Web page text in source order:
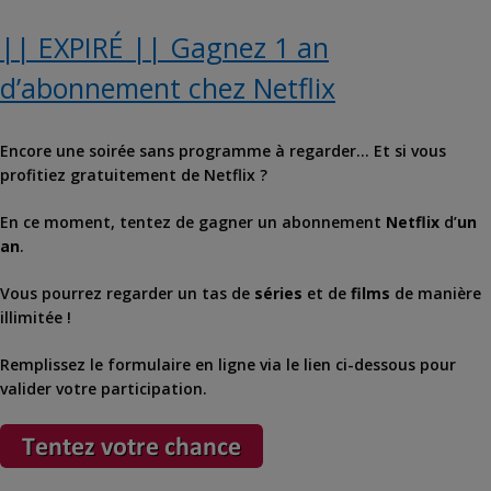
|| EXPIRÉ || Gagnez 1 an
d’abonnement chez Netflix
Encore une soirée sans programme à regarder… Et si vous
profitiez gratuitement de Netflix ?
En ce moment, tentez de gagner un abonnement Netflix d’un
an.
Vous pourrez regarder un tas de séries et de films de manière
illimitée !
Remplissez le formulaire en ligne via le lien ci-dessous pour
valider votre participation.